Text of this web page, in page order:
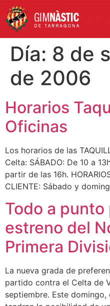
Día: 8 de
de 2006
Horarios
Oficinas
Los horarios de las
Celta: SÁBADO: De 10 a
partir de las 16h.
CLIENTE: Sábado y
Todo a punto
estreno del
Primera
La nueva grada de
partido contra el Celta de
septiembre. Este